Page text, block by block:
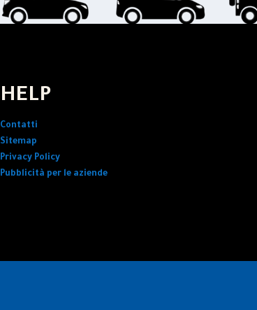
HELP
Contatti
Sitemap
Privacy Policy
Pubblicità per le aziende